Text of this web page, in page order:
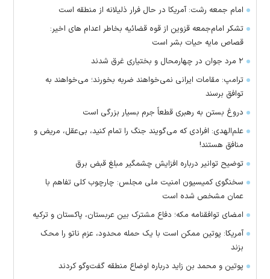
امام جمعه رشت: آمریکا در حال فرار ذلیلانه از منطقه است
تشکر امام‌جمعه قزوین از قوه قضائیه بخاطر اعدام های اخیر:
قصاص مایه حیات بشر است
۲ مرد جوان در چهارمحال و بختیاری غرق شدند
ترامپ: مقامات ایرانی نمی‌خواهند ضربه بخورند؛ می‌خواهند به
توافق برسند
دروغ بستن به رهبری قطعاً جرم بسیار بزرگی است
علم‌الهدی: افرادی که می‌گویند جنگ را تمام کنید، بی‌عقل، مریض و
منافق هستند!
توضیح توانیر درباره افزایش چشمگیر مبلغ قبض برق
سخنگوی کمیسیون امنیت ملی مجلس: چارچوب کلی تفاهم با
عمان مشخص شده است
امضای توافقنامه مکه؛ دفاع مشترک بین عربستان، پاکستان و ترکیه
آمریکا: پوتین ممکن است با یک حمله محدود، عزم ناتو را محک
بزند
پوتین و محمد بن زاید درباره اوضاع منطقه گفت‌وگو کردند